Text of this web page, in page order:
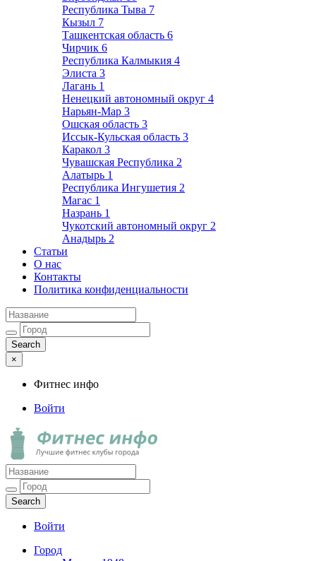
Республика Тыва 7
Кызыл 7
Ташкентская область 6
Чирчик 6
Республика Калмыкия 4
Элиста 3
Лагань 1
Ненецкий автономный округ 4
Нарьян-Мар 3
Ошская область 3
Иссык-Кульская область 3
Каракол 3
Чувашская Республика 2
Алатырь 1
Республика Ингушетия 2
Магас 1
Назрань 1
Чукотский автономный округ 2
Анадырь 2
Статьи
О нас
Контакты
Политика конфиденциальности
×
Фитнес инфо
Войти
Фитнес инфо
Лучшие фитнес клубы города
Войти
Город